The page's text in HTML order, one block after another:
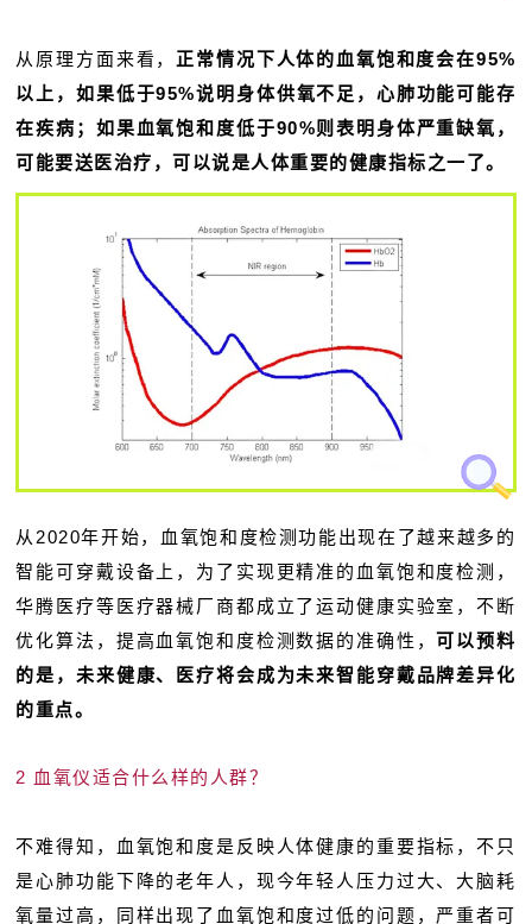
从原理方面来看， 正常情况下人体的血氧饱和度会在95%
以上，如果低于95%说明身体供氧不足，心肺功能可能存
在疾病；如果血氧饱和度低于90%则表明身体严重缺氧，
可能要送医治疗，可以说是人体重要的健康指标之一了。
从2020年开始，血氧饱和度检测功能出现在了越来越多的
智能可穿戴设备上，为了实现更精准的血氧饱和度检测，
华腾医疗等医疗器械厂商都成立了运动健康实验室，不断
优化算法，提高血氧饱和度检测数据的准确性，可以预料
的是，未来健康、医疗将会成为未来智能穿戴品牌差异化
的重点。
2 血氧仪适合什么样的人群？
不难得知，血氧饱和度是反映人体健康的重要指标，不只
是心肺功能下降的老年人，现今年轻人压力过大、大脑耗
氧量过高，同样出现了血氧饱和度过低的问题，严重者可